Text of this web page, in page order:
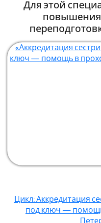
Для этой
повышения
«Аккредитация
ключ — помощь в
Цикл: Аккредитация
под ключ —